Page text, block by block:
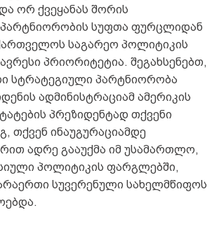
ორ ქვეყანას შორის
სუფთა ფურცლიდან
საგარეო პოლიტიკის
პრიორიტეტია. შეგახსენებთ,
სტრატეგიული პარტნიორობა
ადმინისტრაციამ ამერიკის
პრეზიდენტად თქვენი
თქვენ ინაუგურაციამდე
ადრე გააუქმა იმ უსამართლო,
პოლიტიკის ფარგლებში,
სუვერენული სახელმწიფოს